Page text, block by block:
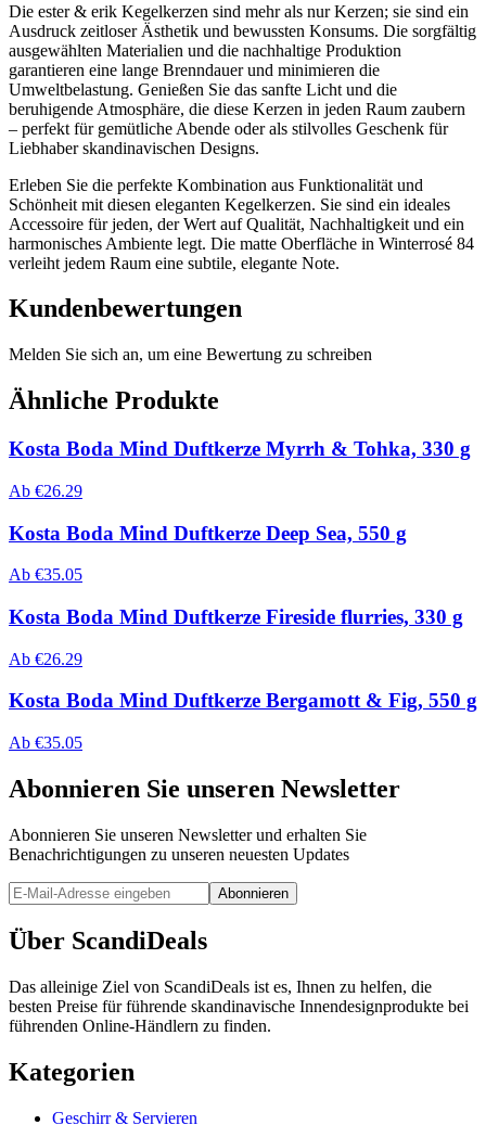
Die ester & erik Kegelkerzen sind mehr als nur Kerzen; sie sind ein
Ausdruck zeitloser Ästhetik und bewussten Konsums. Die sorgfältig
ausgewählten Materialien und die nachhaltige Produktion
garantieren eine lange Brenndauer und minimieren die
Umweltbelastung. Genießen Sie das sanfte Licht und die
beruhigende Atmosphäre, die diese Kerzen in jeden Raum zaubern
– perfekt für gemütliche Abende oder als stilvolles Geschenk für
Liebhaber skandinavischen Designs.
Erleben Sie die perfekte Kombination aus Funktionalität und
Schönheit mit diesen eleganten Kegelkerzen. Sie sind ein ideales
Accessoire für jeden, der Wert auf Qualität, Nachhaltigkeit und ein
harmonisches Ambiente legt. Die matte Oberfläche in Winterrosé 84
verleiht jedem Raum eine subtile, elegante Note.
Kundenbewertungen
Melden Sie sich an, um eine Bewertung zu schreiben
Ähnliche Produkte
Kosta Boda Mind Duftkerze Myrrh & Tohka, 330 g
Ab €26.29
Kosta Boda Mind Duftkerze Deep Sea, 550 g
Ab €35.05
Kosta Boda Mind Duftkerze Fireside flurries, 330 g
Ab €26.29
Kosta Boda Mind Duftkerze Bergamott & Fig, 550 g
Ab €35.05
Abonnieren Sie unseren Newsletter
Abonnieren Sie unseren Newsletter und erhalten Sie
Benachrichtigungen zu unseren neuesten Updates
Abonnieren
Über ScandiDeals
Das alleinige Ziel von ScandiDeals ist es, Ihnen zu helfen, die
besten Preise für führende skandinavische Innendesignprodukte bei
führenden Online-Händlern zu finden.
Kategorien
Geschirr & Servieren